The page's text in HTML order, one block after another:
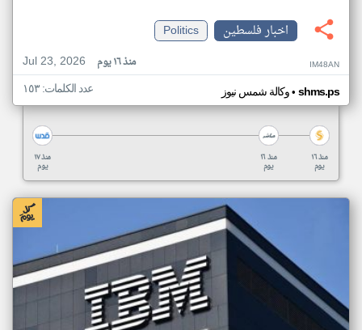
اخبار فلسطين
Politics
Jul 23, 2026
منذ ١٦ يوم IM48AN
وكالة شمس نيوز• shms.ps عدد الكلمات: ١٥٣
منذ ١٧
يوم
منذ ١٦
يوم
منذ ١٦
يوم